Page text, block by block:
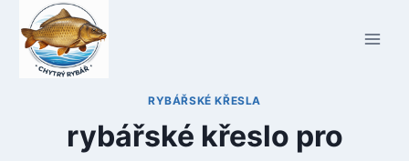
Přeskočit
obsah
RYBÁŘSKÉ KŘESLA
rybářské křeslo pro